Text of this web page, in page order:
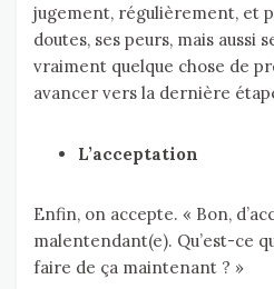
jugement, régulièrement, et
doutes, ses peurs, mais aussi
vraiment quelque chose de
avancer vers la dernière
L’acceptation
Enfin, on accepte. « Bon,
malentendant(e). Qu’est-ce
faire de ça maintenant ? »